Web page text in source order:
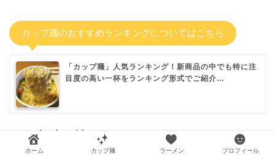
カップ麺のおすすめランキングについてはこちら
「カップ麺」人気ランキング！新商品の中でも特に注
目度の高い一杯をランキング形式でご紹介…
この記事を読んだあなたにおすすめ！
ホーム カップ麺 ラーメン プロフィール